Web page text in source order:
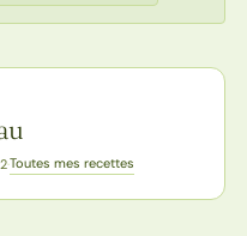
·Toutes mes recettes